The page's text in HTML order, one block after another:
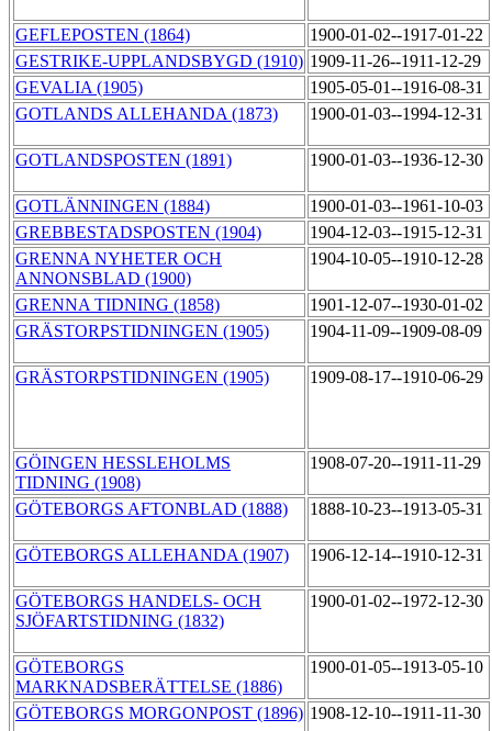
GEFLEPOSTEN (1864)
1900-01-02--1917-01-22
GESTRIKE-UPPLANDSBYGD (1910) 1909-11-26--1911-12-29
GEVALIA (1905)
1905-05-01--1916-08-31
GOTLANDS ALLEHANDA (1873)
1900-01-03--1994-12-31
GOTLANDSPOSTEN (1891) 1900-01-03--1936-12-30
GOTLÄNNINGEN (1884)
1900-01-03--1961-10-03
GREBBESTADSPOSTEN (1904)
1904-12-03--1915-12-31
GRENNA NYHETER OCH
ANNONSBLAD (1900)
1904-10-05--1910-12-28
GRENNA TIDNING (1858)
1901-12-07--1930-01-02
GRÄSTORPSTIDNINGEN (1905)
1904-11-09--1909-08-09
GRÄSTORPSTIDNINGEN (1905) 1909-08-17--1910-06-29
GÖINGEN HESSLEHOLMS
TIDNING (1908)
1908-07-20--1911-11-29
GÖTEBORGS AFTONBLAD (1888) 1888-10-23--1913-05-31
GÖTEBORGS ALLEHANDA (1907) 1906-12-14--1910-12-31
GÖTEBORGS HANDELS- OCH
SJÖFARTSTIDNING (1832)
1900-01-02--1972-12-30
GÖTEBORGS
MARKNADSBERÄTTELSE (1886)
1900-01-05--1913-05-10
GÖTEBORGS MORGONPOST (1896) 1908-12-10--1911-11-30